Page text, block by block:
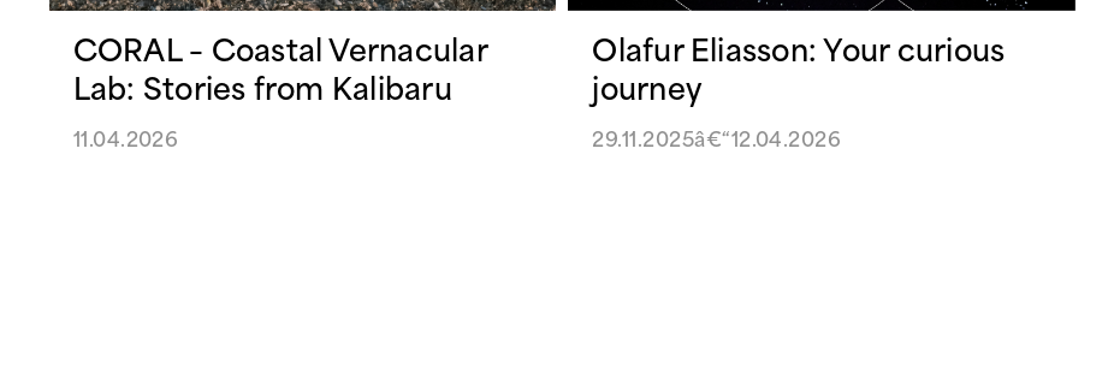
CORAL – Coastal Vernacular
Lab: Stories from Kalibaru
11.04.2026
Olafur Eliasson: Your curious
journey
29.11.2025â€“12.04.2026